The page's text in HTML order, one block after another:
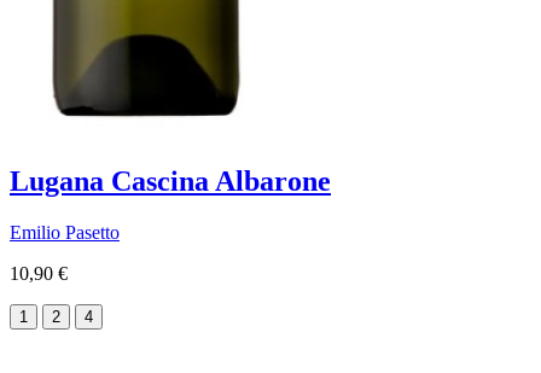
Lugana Cascina Albarone
Emilio Pasetto
10,90 €
1 2 4